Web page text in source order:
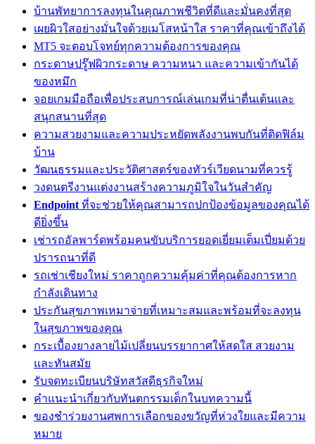
บ้านพัทยาการลงทุนในคุณภาพชีวิตที่ดีและมั่นคงที่สุด
เผยผิวใสอย่างมั่นใจด้วยเมโสหน้าใส ราคาที่คุณเข้าถึงได้
MT5 จะตอบโจทย์ทุกความต้องการของคุณ
กระดาษปรู๊ฟผิวกระดาษ ความหนา และความเข้ากันได้
ของหมึก
จอยเกมมือถือเพื่อประสบการณ์เล่นเกมที่น่าตื่นเต้นและ
สนุกสนานที่สุด
ความสวยงามและความประหยัดพลังงานพบกันที่ติดฟิล์ม
บ้าน
วัฒนธรรมและประวัติศาสตร์ของทัวร์เวียดนามที่ควรรู้
วงดนตรีงานแต่งงานสร้างความภูมิใจในวันสำคัญ
Endpoint ที่จะช่วยให้คุณสามารถปกป้องข้อมูลของคุณได้
ดียิ่งขึ้น
เช่ารถอัลพาร์ดพร้อมคนขับบริการยอดเยี่ยมเต็มเปี่ยมด้วย
ปรารถนาที่ดี
รถเช่าเชียงใหม่ ราคาถูกความคุ้มค่าที่คุณต้องการหาก
กำลังเดินทาง
ประกันสุขภาพเหมาจ่ายที่เหมาะสมและพร้อมที่จะลงทุน
ในสุขภาพของคุณ
กระเบื้องยางลายไม้เปลี่ยนบรรยากาศให้สดใส สวยงาม
และทันสมัย
รับจดทะเบียนบริษัทสวัสดีธุรกิจใหม่
คำแนะนำเกี่ยวกับทันตกรรมเด็กในบทความนี้
ของชำร่วยงานศพการเลือกของขวัญที่ห่วงใยและมีความ
หมาย